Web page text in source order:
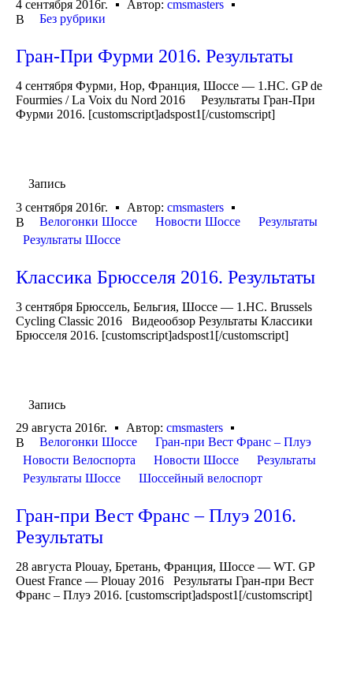
4 сентября 2016г. Автор: cmsmasters
В
Без рубрики
Гран-При Фурми 2016. Результаты
4 сентября Фурми, Нор, Франция, Шоссе — 1.HC. GP de
Fourmies / La Voix du Nord 2016 Результаты Гран-При
Фурми 2016. [customscript]adspost1[/customscript]
Запись
3 сентября 2016г.
Автор: cmsmasters
В
Велогонки Шоссе Новости Шоссе
Результаты
Результаты Шоссе
Классика Брюсселя 2016. Результаты
3 сентября Брюссель, Бельгия, Шоссе — 1.HC. Brussels
Cycling Classic 2016 Видеообзор Результаты Классики
Брюсселя 2016. [customscript]adspost1[/customscript]
Запись
29 августа 2016г.
Автор: cmsmasters
В
Велогонки Шоссе
Гран-при Вест Франс – Плуэ
Новости Велоспорта
Новости Шоссе
Результаты
Результаты Шоссе
Шоссейный велоспорт
Гран-при Вест Франс – Плуэ 2016.
Результаты
28 августа Plouay, Бретань, Франция, Шоссе — WT. GP
Ouest France — Plouay 2016 Результаты Гран-при Вест
Франс – Плуэ 2016. [customscript]adspost1[/customscript]